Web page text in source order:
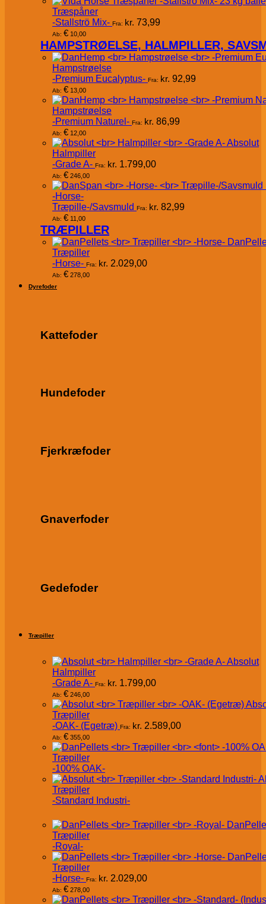
Træspåner
-Stallströ Mix- Fra: kr. 73,99
Ab: € 10,00
HAMPSTRØELSE, HALMPILLER,
Hampstrøelse
-Premium Eucalyptus- Fra: kr. 92,99
Ab: € 13,00
Hampstrøelse
-Premium Naturel- Fra: kr. 86,99
Ab: € 12,00
Absolut
Halmpiller
-Grade A- Fra: kr. 1.799,00
Ab: € 246,00
-Horse-
Træpille-/Savsmuld Fra: kr. 82,99
Ab: € 11,00
TRÆPILLER
Træpiller
-Horse- Fra: kr. 2.029,00
Ab: € 278,00
Dyrefoder
Kattefoder
Hundefoder
Fjerkræfoder
Gnaverfoder
Gedefoder
Træpiller
Absolut
Halmpiller
-Grade A- Fra: kr. 1.799,00
Ab: € 246,00
Træpiller
-OAK- (Egetræ) Fra: kr. 2.589,00
Ab: € 355,00
Træpiller
-100% OAK-
Træpiller
-Standard Industri-
Træpiller
-Royal-
Træpiller
-Horse- Fra: kr. 2.029,00
Ab: € 278,00